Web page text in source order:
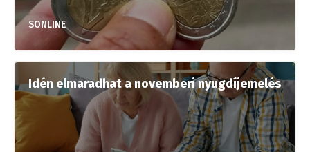
SONLINE
Idén elmaradhat a novemberi nyugdíjemelés